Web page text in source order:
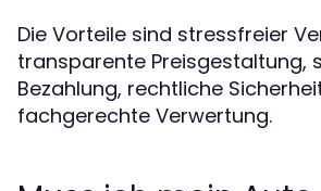
Die Vorteile sind stressfreier
transparente Preisgestaltung,
Bezahlung, rechtliche
fachgerechte Verwertung.